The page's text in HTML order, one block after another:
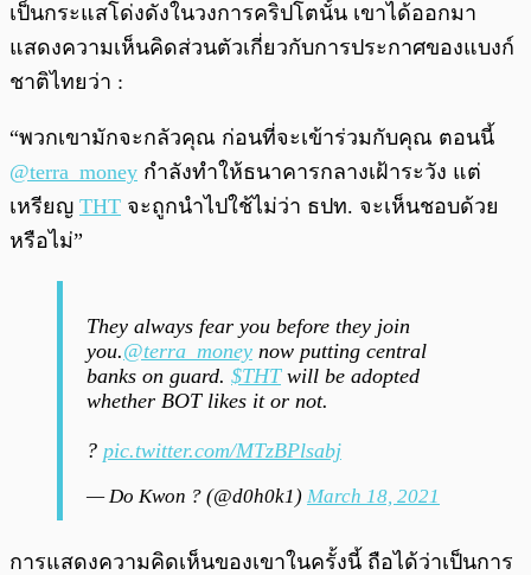
เป็นกระแสโด่งดังในวงการคริปโตนั้น เขาได้ออกมา
แสดงความเห็นคิดส่วนตัวเกี่ยวกับการประกาศของแบงก์
ชาติไทยว่า :
“พวกเขามักจะกลัวคุณ ก่อนที่จะเข้าร่วมกับคุณ ตอนนี้
@terra_money กำลังทำให้ธนาคารกลางเฝ้าระวัง แต่
เหรียญ THT จะถูกนำไปใช้ไม่ว่า ธปท. จะเห็นชอบด้วย
หรือไม่”
They always fear you before they join
you.@terra_money now putting central
banks on guard. $THTwill be adopted
whether BOT likes it or not.
? pic.twitter.com/MTzBPlsabj
— Do Kwon ? (@d0h0k1) March 18, 2021
การแสดงความคิดเห็นของเขาในครั้งนี้ ถือได้ว่าเป็นการ